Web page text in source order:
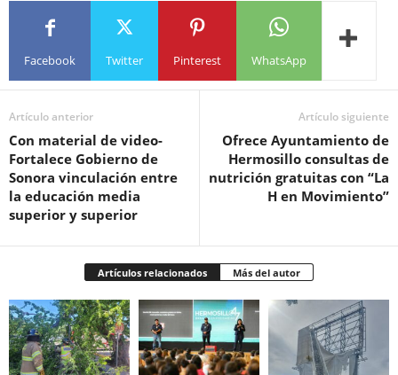
Facebook Twitter Pinterest WhatsApp
Artículo anterior
Con material de video-
Fortalece Gobierno de
Sonora vinculación entre
la educación media
superior y superior
Artículo siguiente
Ofrece Ayuntamiento de
Hermosillo consultas de
nutrición gratuitas con “La
H en Movimiento”
Artículos relacionados Más del autor